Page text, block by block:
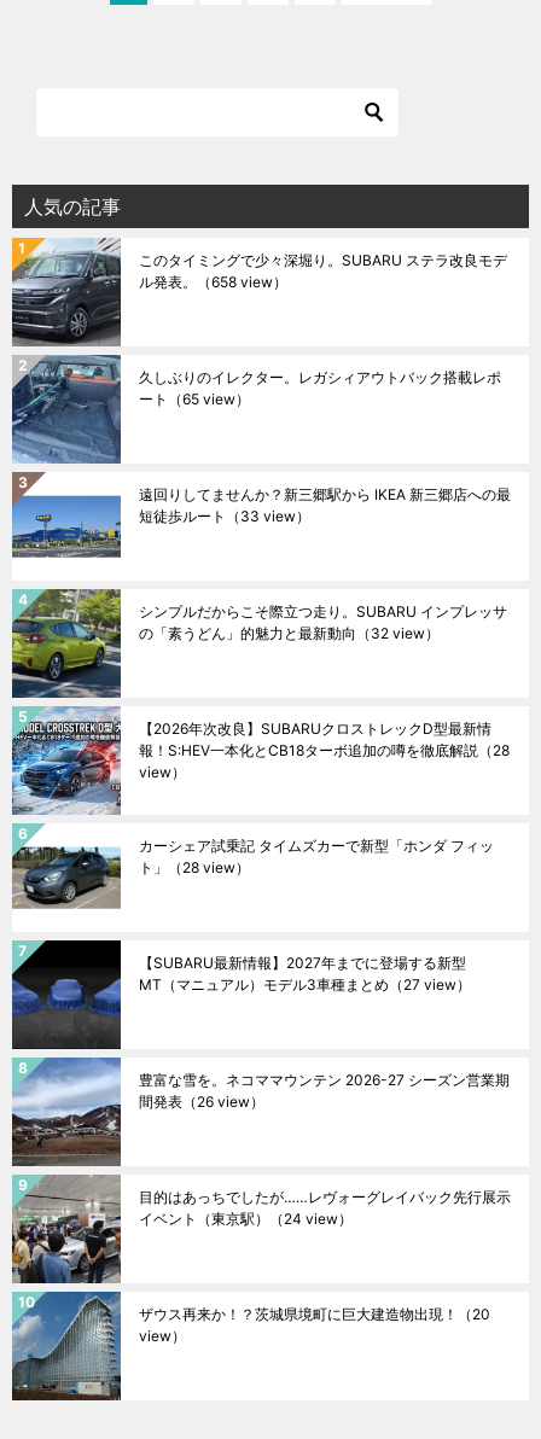
人気の記事
このタイミングで少々深堀り。SUBARU ステラ改良モデ
ル発表。
（658 view）
久しぶりのイレクター。レガシィアウトバック搭載レポ
ート
（65 view）
遠回りしてませんか？新三郷駅から IKEA 新三郷店への最
短徒歩ルート
（33 view）
シンプルだからこそ際立つ走り。SUBARU インプレッサ
の「素うどん」的魅力と最新動向 （32 view）
【2026年次改良】SUBARUクロストレックD型最新情
報！S:HEV一本化とCB18ターボ追加の噂を徹底解説 （28
view）
カーシェア試乗記 タイムズカーで新型「ホンダ フィッ
ト」
（28 view）
【SUBARU最新情報】2027年までに登場する新型
MT（マニュアル）モデル3車種まとめ （27 view）
豊富な雪を。ネコママウンテン 2026-27 シーズン営業期
間発表 （26 view）
目的はあっちでしたが……レヴォーグレイバック先行展示
イベント（東京駅）
（24 view）
ザウス再来か！？茨城県境町に巨大建造物出現！
（20
view）